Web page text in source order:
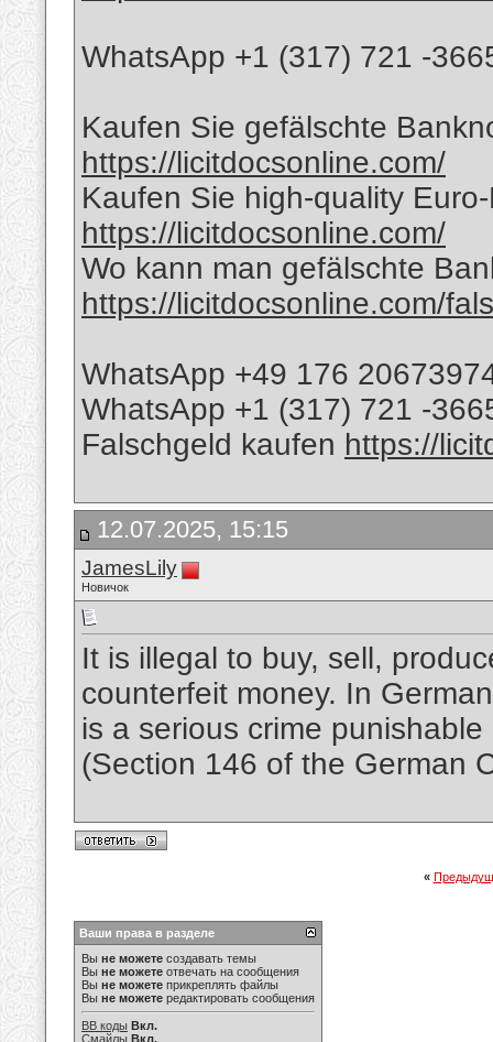
WhatsApp +1 (317) 721 -
Kaufen Sie gefälschte
https://licitdocsonline.com/
Kaufen Sie high-quality
https://licitdocsonline.com/
Wo kann man gefälschte
https://licitdocsonline.com/
WhatsApp +49 176
WhatsApp +1 (317) 721 -
Falschgeld kaufen https://
12.07.2025, 15:15
JamesLily
Новичок
It is illegal to buy, sell,
counterfeit money. In
is a serious crime
(Section 146 of the German
«
Ваши права в разделе
Вы не можете создавать темы
Вы не можете отвечать на сообщения
Вы не можете прикреплять файлы
Вы не можете редактировать сообщения
BB коды Вкл.
Смайлы Вкл.